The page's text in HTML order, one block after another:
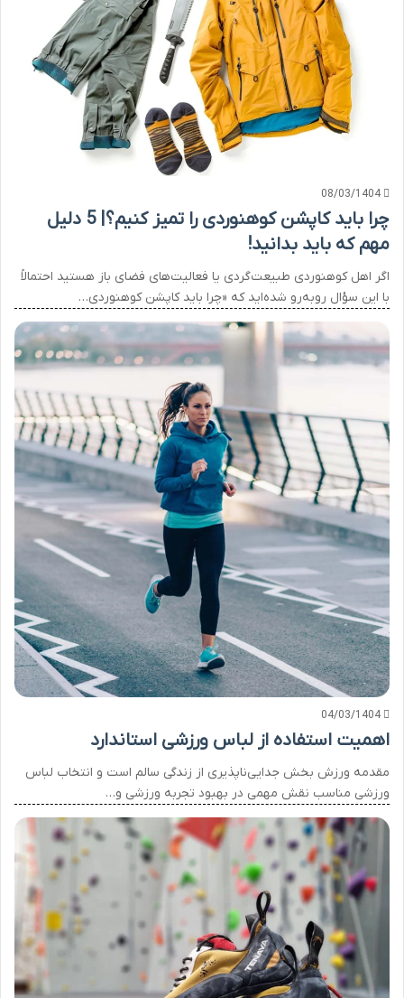
08/03/1404
چرا باید کاپشن کوهنوردی را تمیز کنیم؟| 5 دلیل
مهم که باید بدانید!
اگر اهل کوهنوردی طبیعت‌گردی یا فعالیت‌های فضای باز هستید احتمالاً
با این سؤال روبه‌رو شده‌اید که «چرا باید کاپشن کوهنوردی…
04/03/1404
اهمیت استفاده از لباس ورزشی استاندارد
مقدمه ورزش بخش جدایی‌ناپذیری از زندگی سالم است و انتخاب لباس
ورزشی مناسب نقش مهمی در بهبود تجربه ورزشی و…